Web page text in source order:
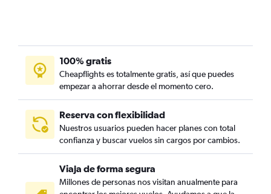
100% gratis
Cheapflights es totalmente gratis, así que puedes
empezar a ahorrar desde el momento cero.
Reserva con flexibilidad
Nuestros usuarios pueden hacer planes con total
confianza y buscar vuelos sin cargos por cambios.
Viaja de forma segura
Millones de personas nos visitan anualmente para